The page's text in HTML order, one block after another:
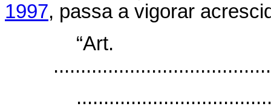
1997, passa a vigorar